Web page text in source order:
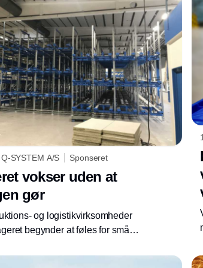
Q-SYSTEM A/S Sponseret
vokser uden at
gør
og logistikvirksomheder
begynder at føles for småt.
flyttes flere gange, og